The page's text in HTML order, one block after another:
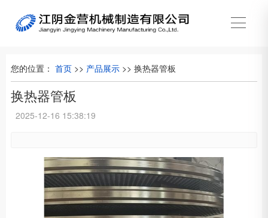
您的位置： 首页 >> 产品展示 >>换热器管板
换热器管板
2025-12-16 15:38:19